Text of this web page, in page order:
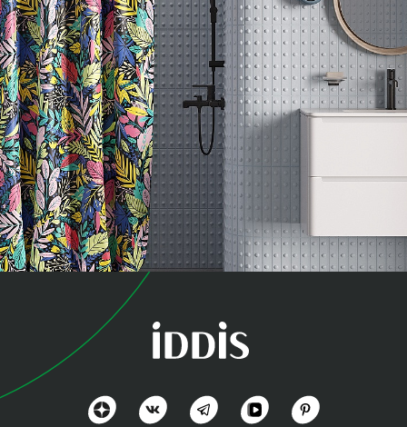
коллекция
Бэйс (Base)